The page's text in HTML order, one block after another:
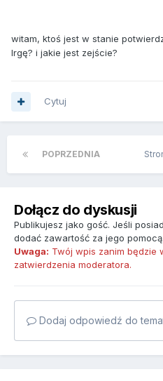
witam, ktoś jest w stanie
Irgę? i jakie jest zejście?
Cytuj
POPRZEDNIA
Dołącz do dyskusji
Publikujesz jako gość. Jeśli
dodać zawartość za jego pomocą.
Uwaga: Twój wpis zanim będzie
zatwierdzenia moderatora.
Dodaj odpowiedź do